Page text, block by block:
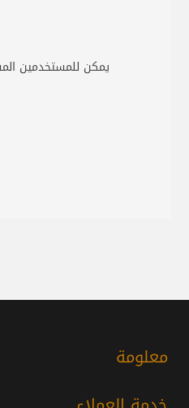
يمكن للمستخدمين
معلومة